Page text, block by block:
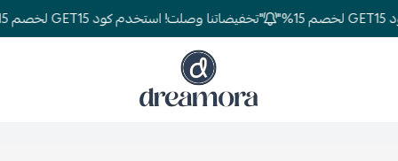
"تخفيضاتنا وصلت! استخدم كود GET15 لخصم 15%"
دريمورا للمفارش وأثاث غرف النوم